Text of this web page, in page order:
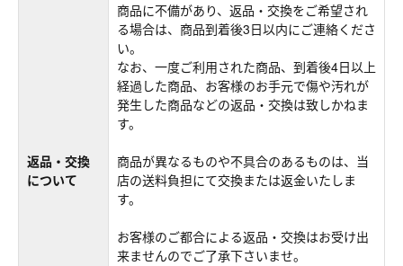
返品・交換
について
商品に不備があり、返品・交換をご希望され
る場合は、商品到着後3日以内にご連絡くださ
い。
なお、一度ご利用された商品、到着後4日以上
経過した商品、お客様のお手元で傷や汚れが
発生した商品などの返品・交換は致しかねま
す。
商品が異なるものや不具合のあるものは、当
店の送料負担にて交換または返金いたしま
す。
お客様のご都合による返品・交換はお受け出
来ませんのでご了承下さいませ。